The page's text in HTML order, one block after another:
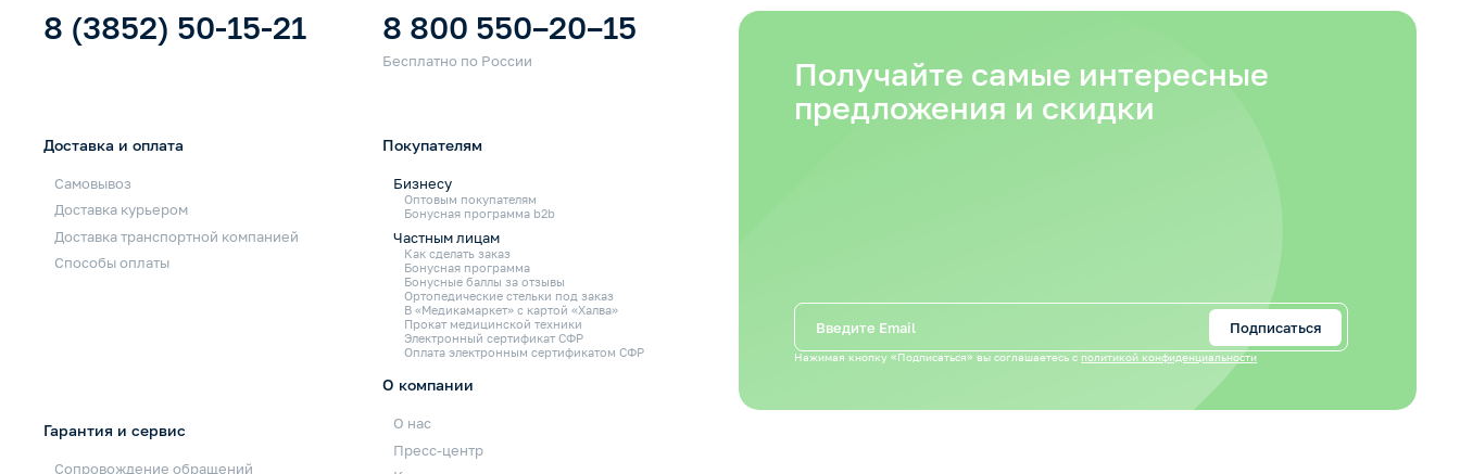
8 (3852) 50-15-21 8 800 550–20–15
Доставка и оплата
Самовывоз
Доставка курьером
Доставка транспортной компанией
Способы оплаты
Гарантия и сервис
Сопровождение обращений
Покупателям
Бизнесу
Оптовым покупателям
Бонусная программа b2b
Частным лицам
Как сделать заказ
Бонусная программа
Бонусные баллы за отзывы
Ортопедические стельки под заказ
В «Медикамаркет» с картой «Халва»
Прокат медицинской техники
Электронный сертификат СФР
Оплата электронным сертификатом СФР
О компании
О нас
Пресс-центр
Получайте самые интересные
предложения и скидки
Подписаться
Нажимая кнопку «Подписаться» вы соглашаетесь с политикой конфиденциальности